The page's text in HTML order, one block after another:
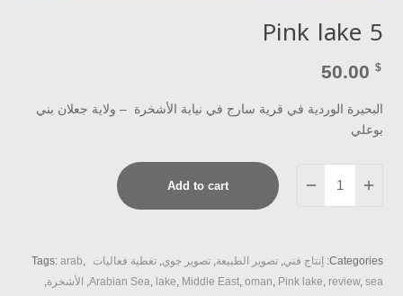
Pink lake 5
50.00 $
البحيرة الوردية في قرية سارج في نيابة الأشخرة – ولاية جعلان بني
بوعلي
lake
Add to cart
Categories: إنتاج فني, تصوير الطبيعة, تصوير جوي, تغطية فعاليات Tags: arab,
Arabian Sea, lake, Middle East, oman, Pink lake, review, sea
, الأشخرة,